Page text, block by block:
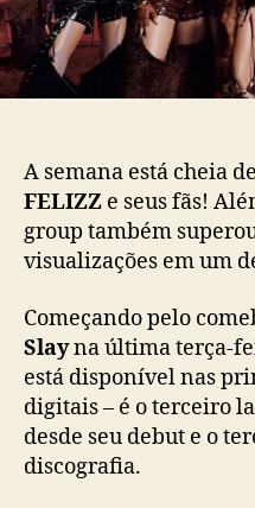
A semana está cheia
FELIZZ e seus fãs!
group também
visualizações em um
Começando pelo
Slayna última terça-
está disponível nas
digitais – é o terceiro
desde seu debut e o
discografia.